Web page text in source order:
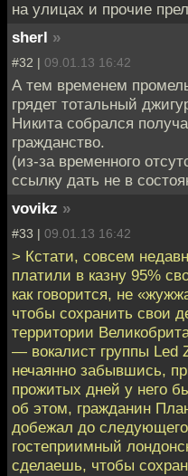
на улицах и прочие
sherl »
#32 | 09.01.13 16:42
А тем временем
грядет тотальный
Никита собрался
гражданство.
(из-за временного
ссылку дать не в
vovikz »
#33 | 09.01.13 16:42
> Кстати, совсем
платили в казну 95%
как говорится, не
чтобы сохранить свои
территории
— вокалист группы Led
нечаянно забывшись,
прожитых дней у него
об этом, гражданин
добежал до
гостеприимный
сделаешь, чтобы